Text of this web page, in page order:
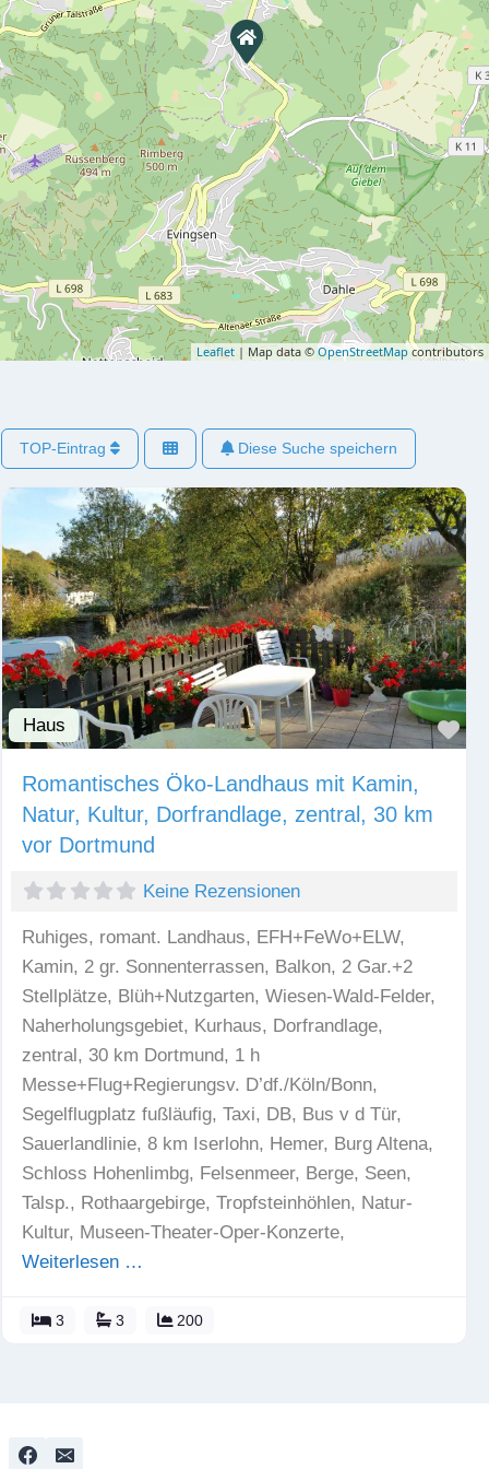
Leaflet | Map data © OpenStreetMap contributors
TOP-Eintrag Diese Suche speichern
Haus
Romantisches Öko-Landhaus mit Kamin,
Natur, Kultur, Dorfrandlage, zentral, 30 km
vor Dortmund
Keine Rezensionen
Ruhiges, romant. Landhaus, EFH+FeWo+ELW,
Kamin, 2 gr. Sonnenterrassen, Balkon, 2 Gar.+2
Stellplätze, Blüh+Nutzgarten, Wiesen-Wald-Felder,
Naherholungsgebiet, Kurhaus, Dorfrandlage,
zentral, 30 km Dortmund, 1 h
Messe+Flug+Regierungsv. D’df./Köln/Bonn,
Segelflugplatz fußläufig, Taxi, DB, Bus v d Tür,
Sauerlandlinie, 8 km Iserlohn, Hemer, Burg Altena,
Schloss Hohenlimbg, Felsenmeer, Berge, Seen,
Talsp., Rothaargebirge, Tropfsteinhöhlen, Natur-
Kultur, Museen-Theater-Oper-Konzerte,
Weiterlesen …
3 3 200